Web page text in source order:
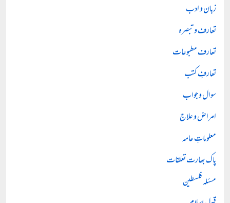
زبان و ادب
تعارف و تبصرہ
تعارف مطبوعات
تعارفِ کتب
سوال و جواب
امراض و علاج
معلوماتِ عامہ
پاک بھارت تعلقات
مسئلہ فلسطین